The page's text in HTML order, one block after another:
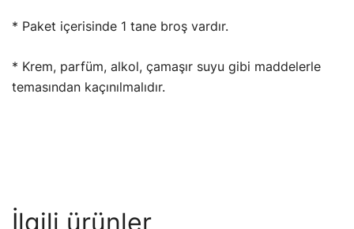
* Paket içerisinde 1 tane broş vardır.
* Krem, parfüm, alkol, çamaşır suyu gibi maddelerle
temasından kaçınılmalıdır.
İlgili ürünler